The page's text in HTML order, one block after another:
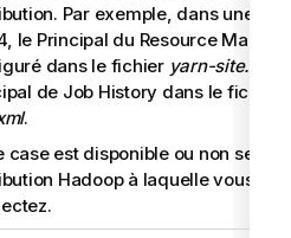
Par exemple, dans une
le Principal du Resource
dans le fichier yarn-site.xml
de Job History dans le fichier
.
case est disponible ou non selon
Hadoop à laquelle vous